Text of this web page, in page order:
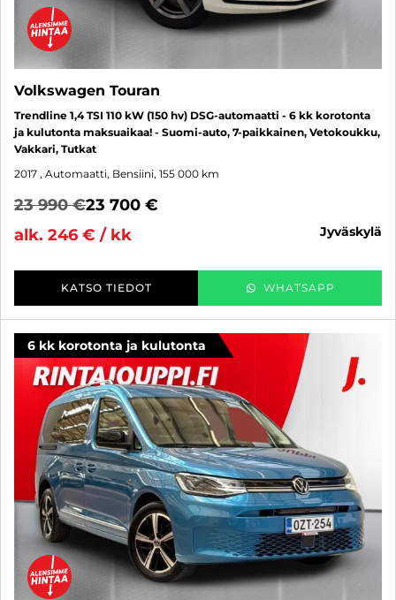
Volkswagen Touran
Trendline 1,4 TSI 110 kW (150 hv) DSG-automaatti - 6 kk korotonta
ja kulutonta maksuaikaa! - Suomi-auto, 7-paikkainen, Vetokoukku,
Vakkari, Tutkat
2017 , Automaatti, Bensiini, 155 000 km
23 990 €23 700 €
alk. 246 € / kk
jyväskylä
KATSO TIEDOT WHATSAPP
6 kk korotonta ja kulutonta